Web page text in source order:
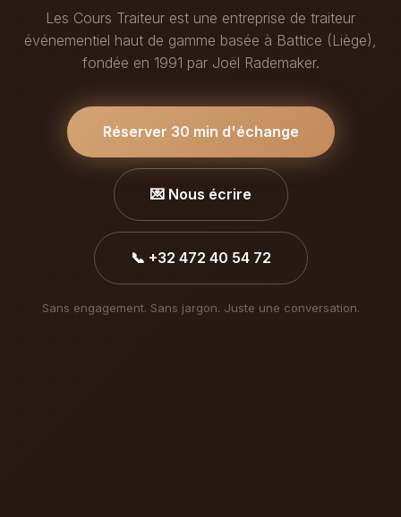
Les Cours Traiteur est une entreprise de traiteur
événementiel haut de gamme basée à Battice (Liège),
fondée en 1991 par Joël Rademaker.
Réserver 30 min d'échange
💌 Nous écrire
📞 +32 472 40 54 72
Sans engagement. Sans jargon. Juste une conversation.